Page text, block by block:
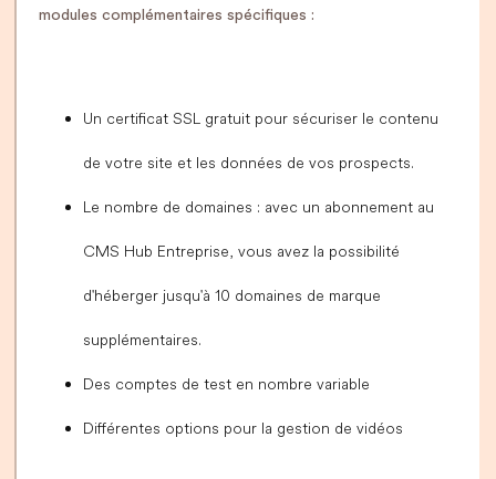
modules complémentaires spécifiques :
Un certificat SSL gratuit pour sécuriser le contenu
de votre site et les données de vos prospects.
Le nombre de domaines : avec un abonnement au
CMS Hub Entreprise, vous avez la possibilité
d'héberger jusqu'à 10 domaines de marque
supplémentaires.
Des comptes de test en nombre variable
Différentes options pour la gestion de vidéos